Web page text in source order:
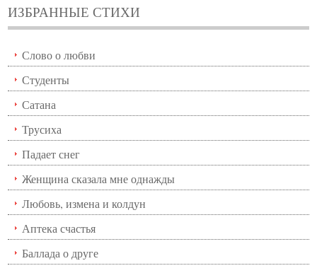
ИЗБРАННЫЕ СТИХИ
Слово о любви
Студенты
Сатана
Трусиха
Падает снег
Женщина сказала мне однажды
Любовь, измена и колдун
Аптека счастья
Баллада о друге